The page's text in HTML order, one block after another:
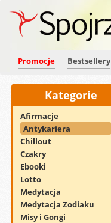
Promocje Bestsellery
Kategorie
Afirmacje
Antykariera
Chillout
Czakry
Ebooki
Lotto
Medytacja
Medytacja Zodiaku
Misy i Gongi